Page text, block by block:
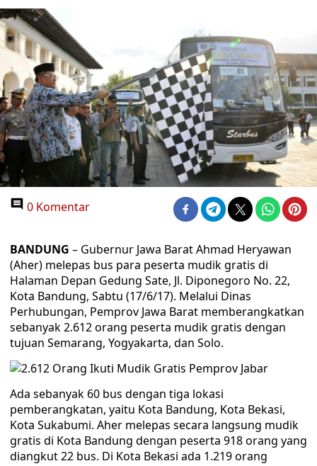
0 Komentar
BANDUNG – Gubernur Jawa Barat Ahmad Heryawan
(Aher) melepas bus para peserta mudik gratis di
Halaman Depan Gedung Sate, Jl. Diponegoro No. 22,
Kota Bandung, Sabtu (17/6/17). Melalui Dinas
Perhubungan, Pemprov Jawa Barat memberangkatkan
sebanyak 2.612 orang peserta mudik gratis dengan
tujuan Semarang, Yogyakarta, dan Solo.
Ada sebanyak 60 bus dengan tiga lokasi
pemberangkatan, yaitu Kota Bandung, Kota Bekasi,
Kota Sukabumi. Aher melepas secara langsung mudik
gratis di Kota Bandung dengan peserta 918 orang yang
diangkut 22 bus. Di Kota Bekasi ada 1.219 orang